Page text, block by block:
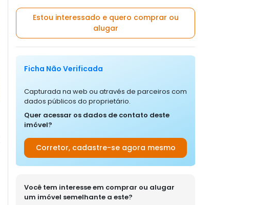
Estou interessado e quero comprar ou
alugar
Ficha Não Verificada
Capturada na web ou através de parceiros com
dados públicos do proprietário.
Quer acessar os dados de contato deste
imóvel?
Corretor, cadastre-se agora mesmo
Você tem interesse em comprar ou alugar
um imóvel semelhante a este?